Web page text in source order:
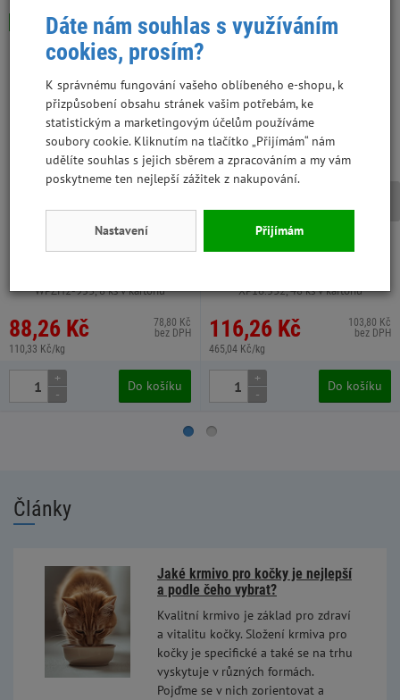
Topstein 800 g kuře v plechu
WPZH2-953, 8 ks v kartonu
88,26 Kč
110,33 Kč/kg
78,80 Kč
bez DPH
Skladem
+
-
Do košíku
Magnum Duck roll on Rawhide
stick 250g
XP16.532, 48 ks v kartonu
116,26 Kč
465,04 Kč/kg
103,80 Kč
bez DPH
Skladem Výhodná cena
+
-
Do košíku
Články
Jaké krmivo pro kočky je nejlepší
a podle čeho vybrat?
Kvalitní krmivo je základ pro zdraví
a vitalitu kočky. Složení krmiva pro
kočky je specifické a také se na trhu
vyskytuje v různých formách.
Pojďme se v nich zorientovat a
Dáte nám souhlas s využíváním
cookies, prosím?
K správnému fungování vašeho oblíbeného e-shopu, k
přizpůsobení obsahu stránek vašim potřebám, ke
statistickým a marketingovým účelům používáme
soubory cookie. Kliknutím na tlačítko „Přijímám“ nám
udělíte souhlas s jejich sběrem a zpracováním a my vám
poskytneme ten nejlepší zážitek z nakupování.
Nastavení Přijímám